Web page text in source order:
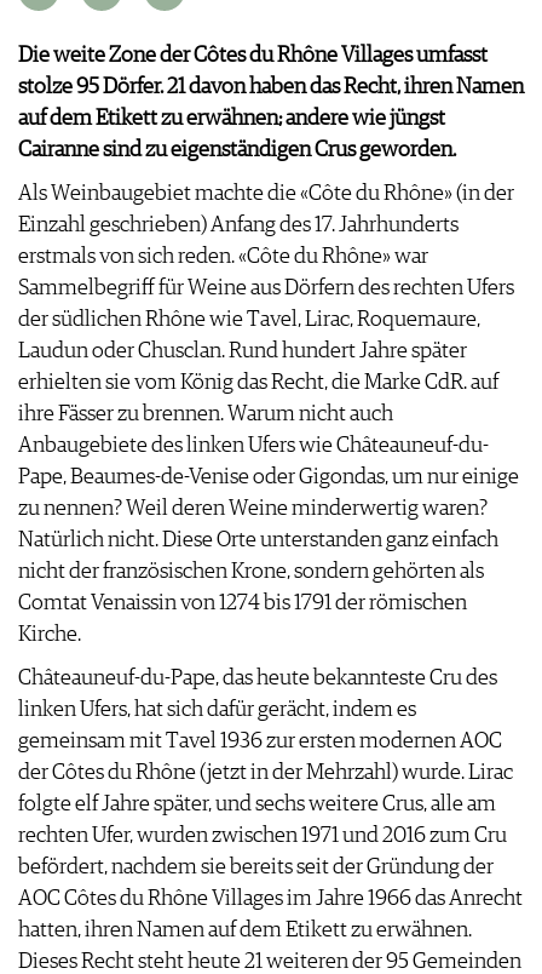
MEDIATHEK
APPS
VIDEOS
BÜCHER
WEINWIRTSCHAFT
WEINSZENE
PORTRAITS
VINOPHILES
ARCHIV
AWARDS
GEWINNSPIELE
VORTEILSWELT
TRINKREIFETABELLE
ABO
WEINSUCHE
NEWSLETTER
WINE TRADE CLUB
REDAKTION
JOBS
WERBUNG
PRESSE
AGB & DATENSCHUTZ
FAQ
Die weite Zone der Côtes du Rhône Villages umfasst
stolze 95 Dörfer. 21 davon haben das Recht, ihren Namen
auf dem Etikett zu erwähnen; andere wie jüngst
Cairanne sind zu eigenständigen Crus geworden.
Als Weinbaugebiet machte die «Côte du Rhône» (in der
Einzahl geschrieben) Anfang des 17. Jahrhunderts
erstmals von sich reden. «Côte du Rhône» war
Sammelbegriff für Weine aus Dörfern des rechten Ufers
der südlichen Rhône wie Tavel, Lirac, Roquemaure,
Laudun oder Chusclan. Rund hundert Jahre später
erhielten sie vom König das Recht, die Marke CdR. auf
ihre Fässer zu brennen. Warum nicht auch
Anbaugebiete des linken Ufers wie Châteauneuf-du-
Pape, Beaumes-de-Venise oder Gigondas, um nur einige
zu nennen? Weil deren Weine minderwertig waren?
Natürlich nicht. Diese Orte unterstanden ganz einfach
nicht der französischen Krone, sondern gehörten als
Comtat Venaissin von 1274 bis 1791 der römischen
Kirche.
Châteauneuf-du-Pape, das heute bekannteste Cru des
linken Ufers, hat sich dafür gerächt, indem es
gemeinsam mit Tavel 1936 zur ersten modernen AOC
der Côtes du Rhône (jetzt in der Mehrzahl) wurde. Lirac
folgte elf Jahre später, und sechs weitere Crus, alle am
rechten Ufer, wurden zwischen 1971 und 2016 zum Cru
befördert, nachdem sie bereits seit der Gründung der
AOC Côtes du Rhône Villages im Jahre 1966 das Anrecht
hatten, ihren Namen auf dem Etikett zu erwähnen.
Dieses Recht steht heute 21 weiteren der 95 Gemeinden